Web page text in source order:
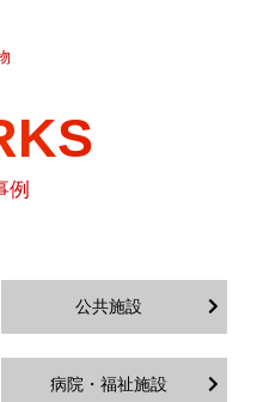
例
公共施設
病院・福祉施設